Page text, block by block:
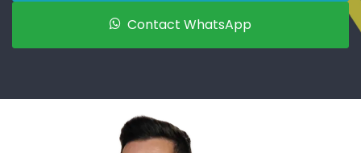
Contact WhatsApp